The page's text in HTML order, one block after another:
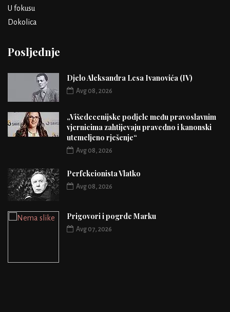
U fokusu
Dokolica
Posljednje
Djelo Aleksandra Lesa Ivanovića (IV)
Avg 08, 2026
„Višedecenijske podjele među pravoslavnim
vjernicima zahtijevaju pravedno i kanonski
utemeljeno rješenje“
Avg 08, 2026
Perfekcionista Vlatko
Avg 08, 2026
Prigovori i pogrde Marku
Avg 07, 2026